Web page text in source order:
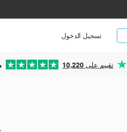
تسجيل الدخول
10,220 تقييم على